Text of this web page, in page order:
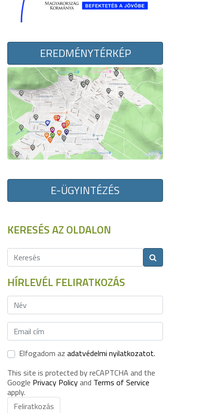
EREDMÉNYTÉRKÉP
E-ÜGYINTÉZÉS
KERESÉS AZ OLDALON
HÍRLEVÉL FELIRATKOZÁS
Elfogadom az adatvédelmi nyilatkozatot.
This site is protected by reCAPTCHA and the
Google Privacy Policyand Terms of Service
apply.
Feliratkozás